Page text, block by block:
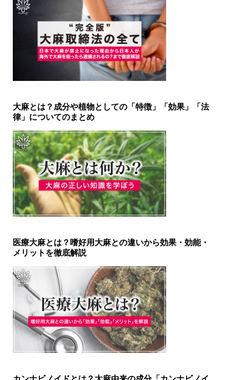
大麻とは？成分や植物としての「特徴」「効果」「法
律」についてのまとめ
医療大麻とは？嗜好用大麻との違いから効果・効能・
メリットを徹底解説